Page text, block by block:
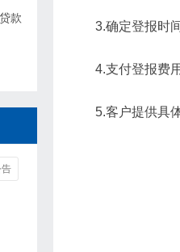
3.确定登报时
4.支付登报费
5.客户提供具
款